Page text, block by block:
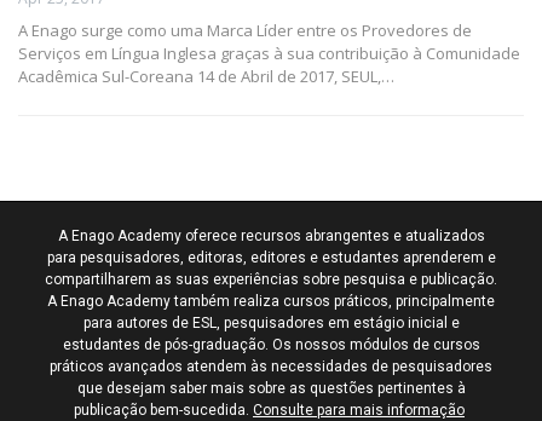
A Enago surge como uma Marca Líder entre os Provedores de
Serviços em Língua Inglesa graças à sua contribuição à Comunidade
Acadêmica Sul-Coreana 14 de Abril de 2017, SEUL,…
A Enago Academy oferece recursos abrangentes e atualizados
para pesquisadores, editoras, editores e estudantes aprenderem e
compartilharem as suas experiências sobre pesquisa e publicação.
A Enago Academy também realiza cursos práticos, principalmente
para autores de ESL, pesquisadores em estágio inicial e
estudantes de pós-graduação. Os nossos módulos de cursos
práticos avançados atendem às necessidades de pesquisadores
que desejam saber mais sobre as questões pertinentes à
publicação bem-sucedida. Consulte para mais informação